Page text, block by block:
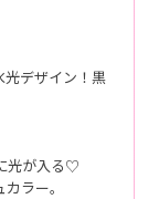
光デザイン！黒
光が入る♡
ラー。